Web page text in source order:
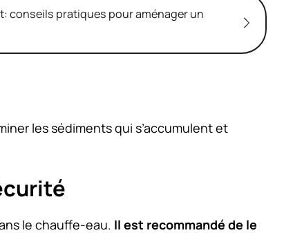
conseils pratiques pour aménager un
les sédiments qui s’accumulent et
le chauffe-eau. Il est recommandé de le